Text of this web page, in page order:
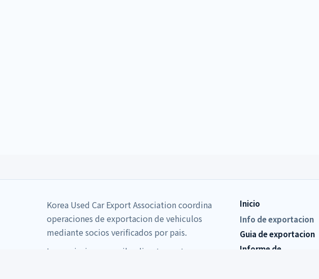
Korea Used Car Export Association coordina
operaciones de exportacion de vehiculos
mediante socios verificados por pais.
La asociacion no recibe directamente pagos
Inicio
Info de exportacion
Guia de exportacion
Informe de